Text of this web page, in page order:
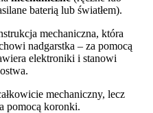
baterią lub światłem).
mechaniczna, która
nadgarstka – za pomocą
elektroniki i stanowi
mechaniczny, lecz
pomocą koronki.